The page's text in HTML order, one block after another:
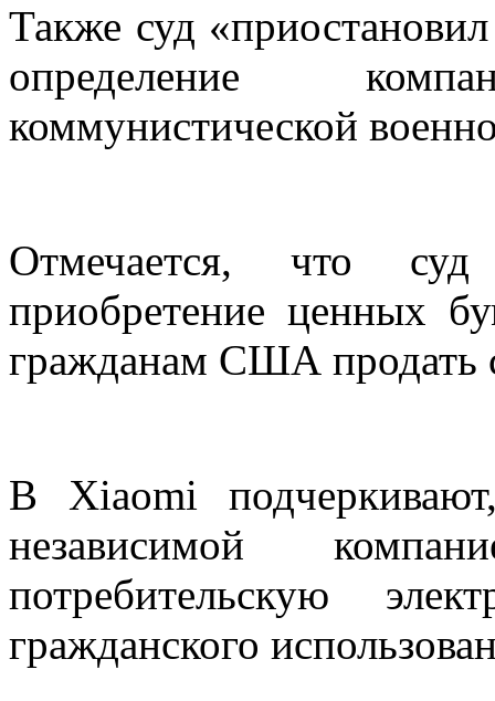
Также суд
определение
коммунистической
Отмечается, что
приобретение ценных
гражданам США продать
В Xiaomi
независимой
потребительскую
гражданского